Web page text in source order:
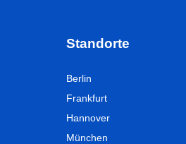
Standorte
Berlin
Frankfurt
Hannover
München